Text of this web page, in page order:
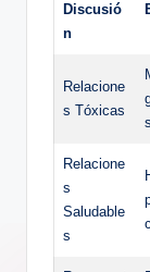
Discusió
n
Relacione
s Tóxicas
Relacione
s
Saludable
s